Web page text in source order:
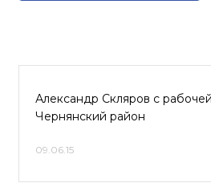
Александр Скляров с
Чернянский район
09.06.15